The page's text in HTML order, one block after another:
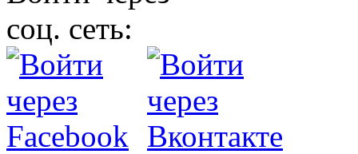
соц. сеть: